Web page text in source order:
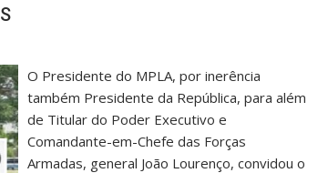
O Presidente do MPLA, por inerência
também Presidente da República, para além
de Titular do Poder Executivo e
Comandante-em-Chefe das Forças
Armadas, general João Lourenço, convidou o